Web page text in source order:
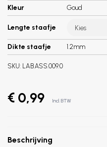
Kleur
Goud
Lengte staafje Kies
Dikte staafje 1.2mm
SKU: LAB.ASS.009.0
€ 0,99 Incl. BTW
Beschrijving